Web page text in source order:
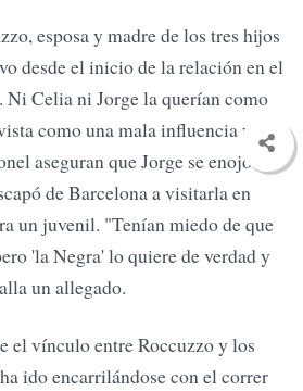
esposa y madre de los tres hijos
desde el inicio de la relación en el
Ni Celia ni Jorge la querían como
como una mala influencia y
aseguran que Jorge se enojó
de Barcelona a visitarla en
un juvenil. "Tenían miedo de que
'la Negra' lo quiere de verdad y
un allegado.
el vínculo entre Roccuzzo y los
ido encarrilándose con el correr